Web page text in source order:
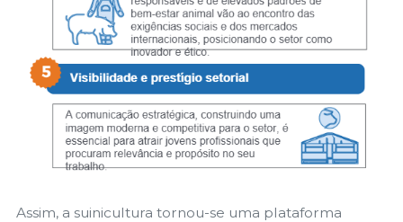
Assim, a suinicultura tornou-se uma plataforma